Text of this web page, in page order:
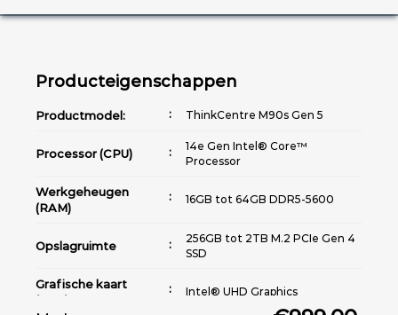
Producteigenschappen
Productmodel: ThinkCentre M90s Gen 5
Processor (CPU)
14e Gen Intel® Core™
Processor
Werkgeheugen
(RAM)
16GB tot 64GB DDR5-5600
Opslagruimte
256GB tot 2TB M.2 PCIe Gen 4
SSD
Grafische kaart
(GPU)
Intel® UHD Graphics